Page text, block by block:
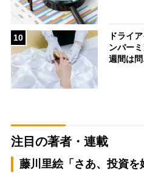
10
ドライ
ンバー
週間は
注目の著者・連載
藤川里絵「さあ、投資を